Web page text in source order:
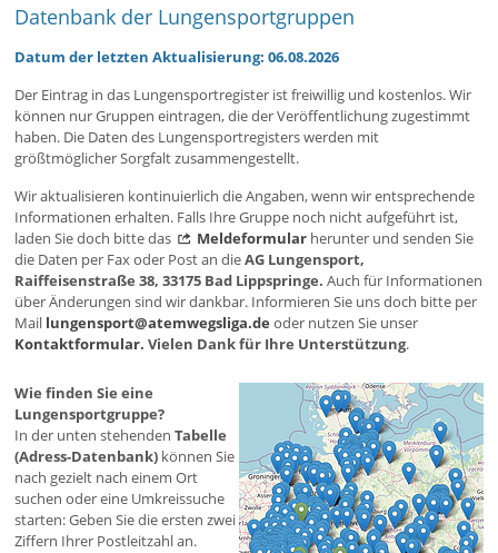
Datenbank der Lungensportgruppen
Datum der letzten Aktualisierung: 06.08.2026
Der Eintrag in das Lungensportregister ist freiwillig und kostenlos. Wir
können nur Gruppen eintragen, die der Veröffentlichung zugestimmt
haben. Die Daten des Lungensportregisters werden mit
größtmöglicher Sorgfalt zusammengestellt.
Wir aktualisieren kontinuierlich die Angaben, wenn wir entsprechende
Informationen erhalten. Falls Ihre Gruppe noch nicht aufgeführt ist,
laden Sie doch bitte das
Meldeformular herunter und senden Sie
die Daten per Fax oder Post an dieAG Lungensport,
Raiffeisenstraße 38, 33175 Bad Lippspringe. Auch für Informationen
über Änderungen sind wir dankbar. Informieren Sie uns doch bitte per
Mail lungensport@atemwegsliga.de oder nutzen Sie unser
Kontaktformular. Vielen Dank für Ihre Unterstützung.
Wie finden Sie eine
Lungensportgruppe?
In der unten stehenden Tabelle
(Adress-Datenbank) können Sie
nach gezielt nach einem Ort
suchen oder eine Umkreissuche
starten: Geben Sie die ersten zwei
Ziffern Ihrer Postleitzahl an.